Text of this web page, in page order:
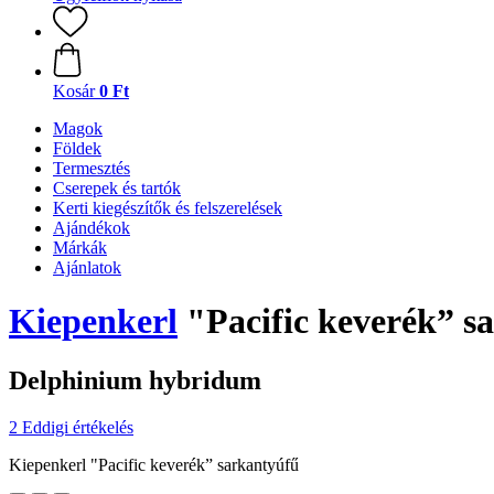
Kosár 0 Ft
Magok
Földek
Termesztés
Cserepek és tartók
Kerti kiegészítők és felszerelések
Ajándékok
Márkák
Ajánlatok
Kiepenkerl "Pacific keverék”
Delphinium hybridum
2 Eddigi értékelés
Kiepenkerl "Pacific keverék” sarkantyúfű